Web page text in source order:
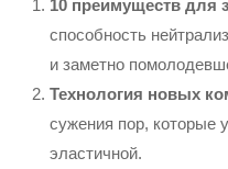
10 преимуществ для
способность
и заметно
Технология новых
сужения пор, которые
эластичной.